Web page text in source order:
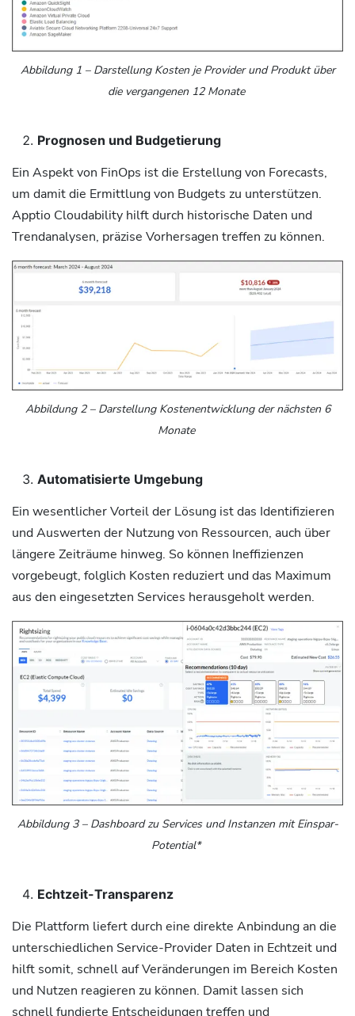
Abbildung 1– Darstellung Kosten je Provider und Produkt über
die vergangenen 12 Monate
Prognosen und Budgetierung
Ein Aspekt von FinOps ist die Erstellung von Forecasts,
um damit die Ermittlung von Budgets zu unterstützen.
Apptio Cloudability hilft durch historische Daten und
Trendanalysen, präzise Vorhersagen treffen zu können.
Abbildung 2– Darstellung Kostenentwicklung der nächsten 6
Monate
Automatisierte Umgebung
Ein wesentlicher Vorteil der Lösung ist das Identifizieren
und Auswerten der Nutzung von Ressourcen, auch über
längere Zeiträume hinweg. So können Ineffizienzen
vorgebeugt, folglich Kosten reduziert und das Maximum
aus den eingesetzten Services herausgeholt werden.
Abbildung 3– Dashboard zu Services und Instanzen mit Einspar-
Potential*
Echtzeit-Transparenz
Die Plattform liefert durch eine direkte Anbindung an die
unterschiedlichen Service-Provider Daten in Echtzeit und
hilft somit, schnell auf Veränderungen im Bereich Kosten
und Nutzen reagieren zu können. Damit lassen sich
schnell fundierte Entscheidungen treffen und